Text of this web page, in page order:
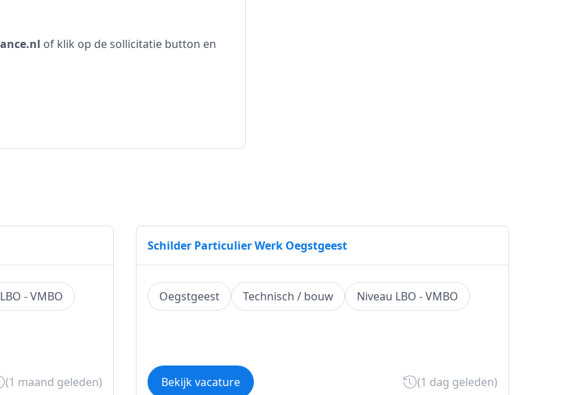
of klik op de sollicitatie button en
- VMBO
(1 maand geleden)
Schilder Particulier Werk Oegstgeest
Oegstgeest Technisch / bouw Niveau LBO - VMBO
Bekijk vacature (1 dag geleden)